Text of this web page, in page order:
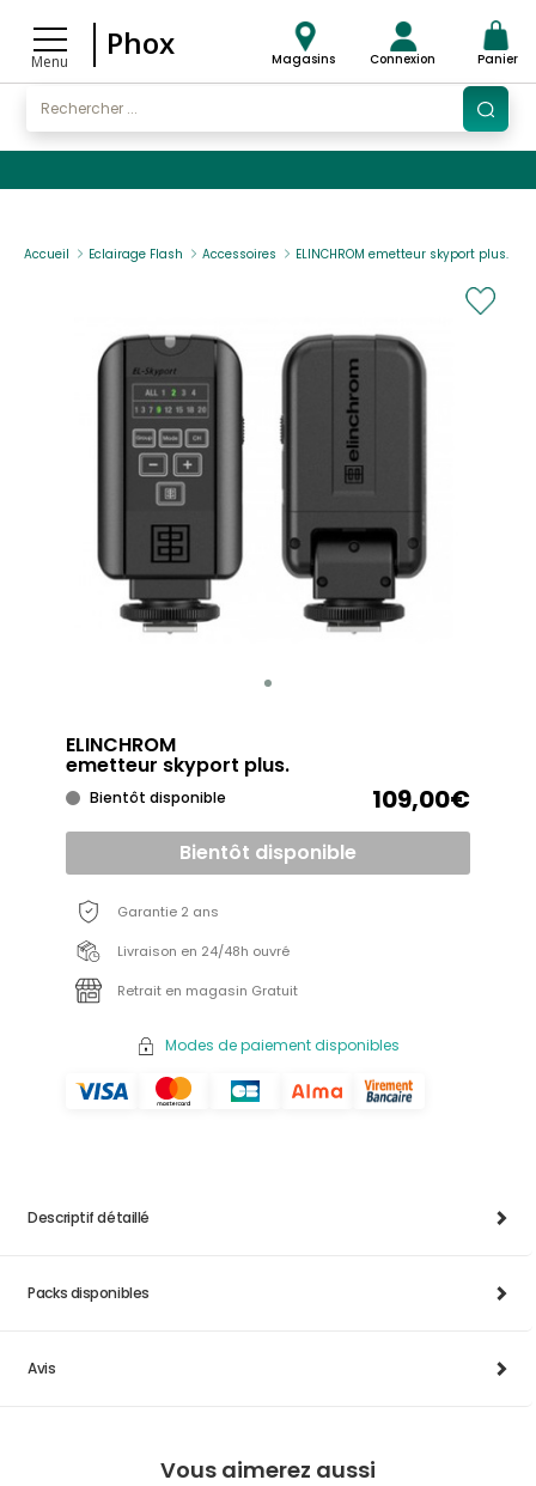
Menu
Phox Magasins Connexion Panier
Accueil Eclairage Flash Accessoires ELINCHROM emetteur skyport plus.
ELINCHROM
emetteur skyport plus.
Bientôt disponible 109,00€
Bientôt disponible
Garantie 2 ans
Livraison en 24/48h ouvré
Retrait en magasin Gratuit
Modes de paiement disponibles
Descriptif détaillé
Packs disponibles
Avis
Vous aimerez aussi